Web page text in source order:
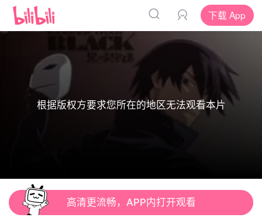
下载 App
根据版权方要求您所在的地区无法观看本片
高清更流畅，APP内打开观看